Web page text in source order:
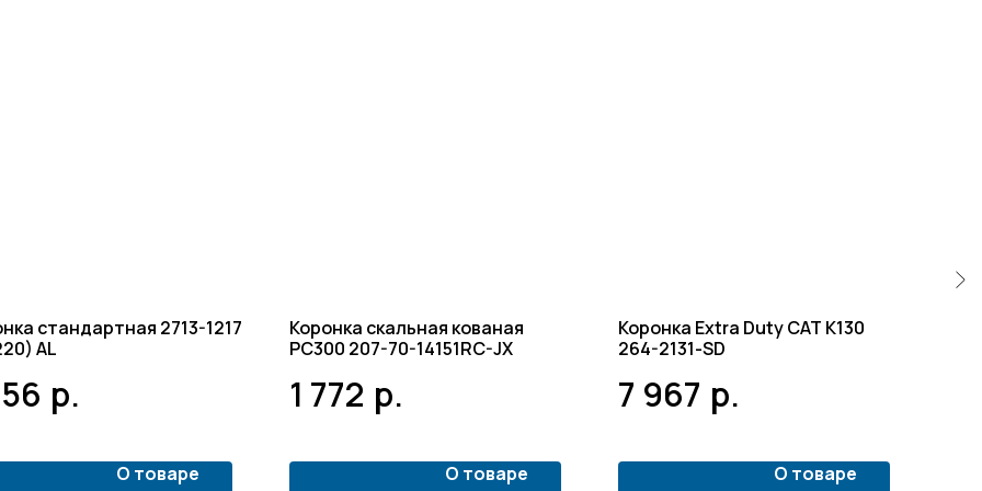
стандартная 2713-1217
AL
р.
О товаре
Коронка скальная кованая
PC300 207-70-14151RC-JX
1 772 р.
О товаре
Коронка Extra Duty CAT K130
264-2131-SD
7 967 р.
О товаре